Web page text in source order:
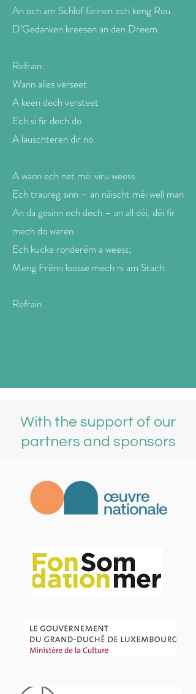
An och am Schlof fannen ech keng Rou.
D’Gedanken kreesen an den Dreem.
Refrain:
Wann alles verseet
A keen dech versteet
Ech si fir dech do
A lauschteren dir no.
A wann ech net méi viru weess
Ech traureg sinn – an näischt méi well man
An da gesinn ech dech – an all déi, déi fir
mech do waren
Ech kucke ronderëm a weess;
Meng Frënn loosse mech ni am Stach.
Refrain
With the support of our
partners and sponsors